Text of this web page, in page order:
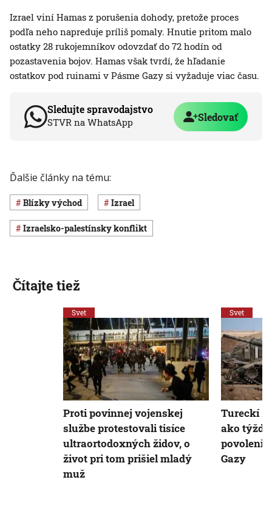
Izrael viní Hamas z porušenia dohody, pretože proces
podľa neho napreduje príliš pomaly. Hnutie pritom malo
ostatky 28 rukojemníkov odovzdať do 72 hodín od
pozastavenia bojov. Hamas však tvrdí, že hľadanie
ostatkov pod ruinami v Pásme Gazy si vyžaduje viac času.
Sledujte spravodajstvo
STVR na WhatsApp Sledovať
Ďalšie články na tému:
Blízky východ Izrael
izraelsko-palestínsky konflikt
Čítajte tiež
Svet
Proti povinnej vojenskej
službe protestovali tisíce
ultraortodoxných židov, o
život pri tom prišiel mladý
muž
Svet
Tureckí
ako
povolenie
Gazy